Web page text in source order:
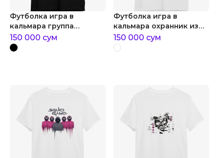
Футболка игра в
кальмара группа
розовых охранников
150 000 сум
Футболка игра в
кальмара охранник из
игры в кальмара
150 000 сум